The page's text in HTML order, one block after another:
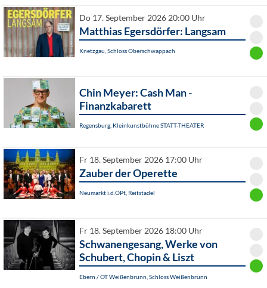
Do 17. September 2026 20:00 Uhr
Matthias Egersdörfer: Langsam
Knetzgau, Schloss Oberschwappach
Chin Meyer: Cash Man -
Finanzkabarett
Regensburg, Kleinkunstbühne STATT-THEATER
Fr 18. September 2026 17:00 Uhr
Zauber der Operette
Neumarkt i.d.OPf., Reitstadel
Fr 18. September 2026 18:00 Uhr
Schwanengesang, Werke von
Schubert, Chopin & Liszt
Ebern / OT Weißenbrunn, Schloss Weißenbrunn